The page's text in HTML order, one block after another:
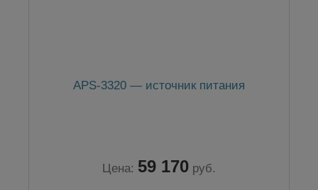
APS-3320 — источник питания
Цена: 59 170 руб.